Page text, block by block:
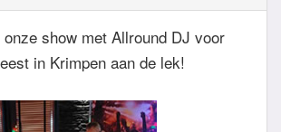
show met Allround DJ voor
in Krimpen aan de lek!